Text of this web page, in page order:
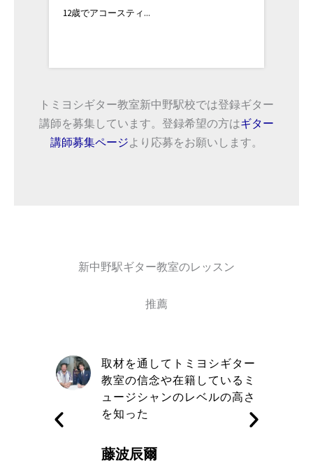
12歳でアコースティ...
トミヨシギター教室新中野駅校では登録ギター
講師を募集しています。登録希望の方はギター
講師募集ページより応募をお願いします。
新中野駅ギター教室のレッスン
推薦
取材を通してトミヨシギター
教室の信念や在籍しているミ
ュージシャンのレベルの高さ
を知った
藤波辰爾